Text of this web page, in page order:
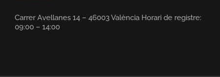
Carrer Avellanes 14 – 46003 València Horari de registre:
09:00 – 14:00